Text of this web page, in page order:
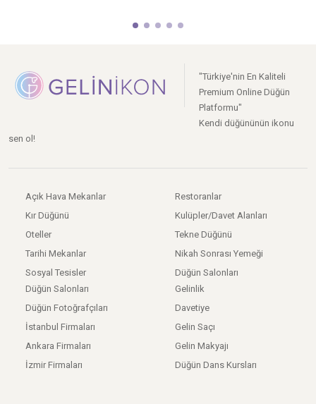
"Türkiye'nin En Kaliteli
Premium Online Düğün
Platformu"
Kendi düğününün ikonu
sen ol!
Açık Hava Mekanlar
Kır Düğünü
Oteller
Tarihi Mekanlar
Sosyal Tesisler
Restoranlar
Kulüpler/Davet Alanları
Tekne Düğünü
Nikah Sonrası Yemeği
Düğün Salonları
Düğün Salonları
Düğün Fotoğrafçıları
İstanbul Firmaları
Ankara Firmaları
İzmir Firmaları
Gelinlik
Davetiye
Gelin Saçı
Gelin Makyajı
Düğün Dans Kursları